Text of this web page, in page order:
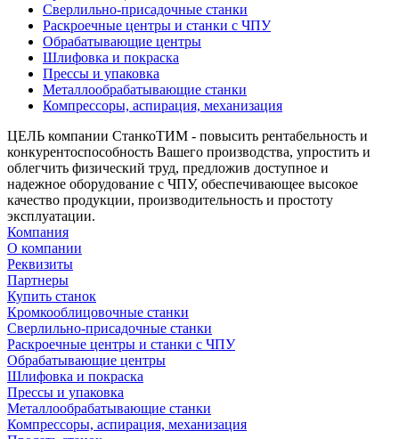
Сверлильно-присадочные станки
Раскроечные центры и станки с ЧПУ
Обрабатывающие центры
Шлифовка и покраска
Прессы и упаковка
Металлообрабатывающие станки
Компрессоры, аспирация, механизация
ЦЕЛЬ компании СтанкоТИМ - повысить рентабельность и
конкурентоспособность Вашего производства, упростить и
облегчить физический труд, предложив доступное и
надежное оборудование с ЧПУ, обеспечивающее высокое
качество продукции, производительность и простоту
эксплуатации.
Компания
О компании
Реквизиты
Партнеры
Купить станок
Кромкооблицовочные станки
Сверлильно-присадочные станки
Раскроечные центры и станки с ЧПУ
Обрабатывающие центры
Шлифовка и покраска
Прессы и упаковка
Металлообрабатывающие станки
Компрессоры, аспирация, механизация